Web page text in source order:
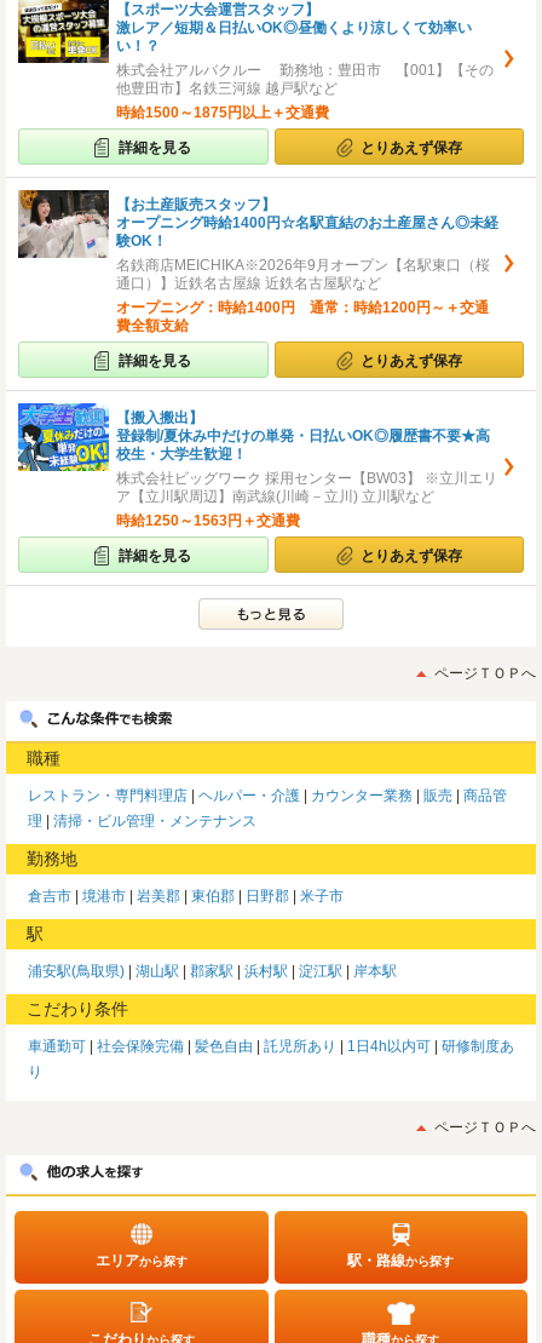
【スポーツ大会運営スタッフ】
激レア／短期＆日払いOK◎昼働くより涼しくて効率い
い！？
株式会社アルバクルー 勤務地：豊田市 【001】【その
他豊田市】名鉄三河線 越戸駅など
時給1500～1875円以上＋交通費
詳細を見る とりあえず保存
【お土産販売スタッフ】
オープニング時給1400円☆名駅直結のお土産屋さん◎未経
験OK！
名鉄商店MEICHIKA※2026年9月オープン【名駅東口（桜
通口）】近鉄名古屋線 近鉄名古屋駅など
オープニング：時給1400円 通常：時給1200円～＋交通
費全額支給
詳細を見る とりあえず保存
【搬入搬出】
登録制/夏休み中だけの単発・日払いOK◎履歴書不要★高
校生・大学生歓迎！
株式会社ビッグワーク 採用センター【BW03】 ※立川エリ
ア【立川駅周辺】南武線(川崎－立川) 立川駅など
時給1250～1563円＋交通費
詳細を見る とりあえず保存
ページＴＯＰへ
職種
レストラン・専門料理店 ヘルパー・介護 カウンター業務 販売
商品管
理
清掃・ビル管理・メンテナンス
勤務地
倉吉市 境港市 岩美郡 東伯郡 日野郡 米子市
駅
浦安駅(鳥取県) 湖山駅 郡家駅 浜村駅 淀江駅 岸本駅
こだわり条件
車通勤可 社会保険完備 髪色自由 託児所あり 1日4h以内可
研修制度あ
り
ページＴＯＰへ
エリアから探す 駅・路線から探す
こだわりから探す 職種から探す